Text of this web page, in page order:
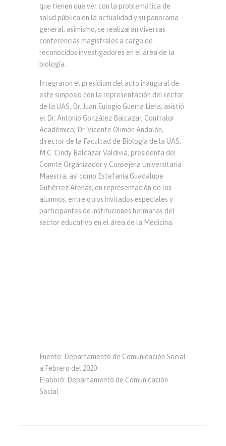
que tienen que ver con la problemática de
salud pública en la actualidad y su panorama
general; asimismo, se realizarán diversas
conferencias magistrales a cargo de
reconocidos investigadores en el área de la
biología.
Integraron el presídium del acto inaugural de
este simposio con la representación del rector
de la UAS, Dr. Juan Eulogio Guerra Liera, asistió
el Dr. Antonio González Balcazar, Contralor
Académico; Dr. Vicente Olimón Andalón,
director de la Facultad de Biología de la UAS;
M.C. Cindy Balcazar Valdivia, presidenta del
Comité Organizador y Consejera Universitaria
Maestra; así como Estefania Guadalupe
Gutiérrez Arenas, en representación de los
alumnos, entre otros invitados especiales y
participantes de instituciones hermanas del
sector educativo en el área de la Medicina.
Fuente: Departamento de Comunicación Social
a Febrero del 2020
Elaboró: Departamento de Comunicación
Social